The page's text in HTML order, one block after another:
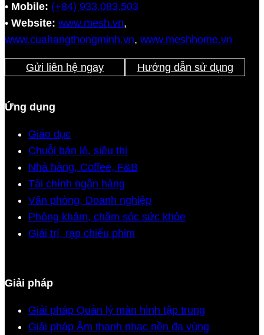
• Mobile: (+84) 933.083.503
• Website: www.mesh.vn,
www.cuahangthongminh.vn, www.meshhome.vn
Gửi liên hệ ngay Hướng dẫn sử dụng
Ứng dụng
Giáo dục
Chuỗi bán lẻ, siêu thị
Nhà hàng, Coffee, F&B
Tài chính ngân hàng
Văn phòng, Doanh nghiệp
Phòng khám, chăm sóc sức khỏe
Giải trí, rạp chiếu phim
Giải pháp
Giải pháp Quản lý màn hình tập trung
Giải pháp Âm thanh nhạc nền đa vùng